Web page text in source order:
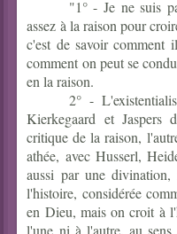
"1° - Je ne suis
assez à la raison pour
c'est de savoir comment
comment on peut se
en la raison.
2° -
Kierkegaard et Jaspers
critique de la raison,
athée, avec Husserl,
aussi par une
l'histoire, considérée
en Dieu, mais on croit à
l'une ni à l'autre, au